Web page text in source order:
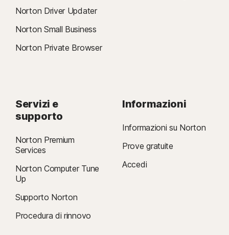
Norton Driver Updater
Norton Small Business
Norton Private Browser
Servizi e
supporto
Norton Premium
Services
Norton Computer Tune
Up
Supporto Norton
Procedura di rinnovo
Informazioni
Informazioni su Norton
Prove gratuite
Accedi